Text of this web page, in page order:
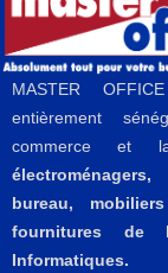
MASTER
entièrement
commerce et
bureau,
fournitures de
Informatiques.